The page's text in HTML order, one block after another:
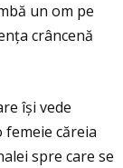
un om pe
crâncenă
își vede
femeie căreia
spre care se